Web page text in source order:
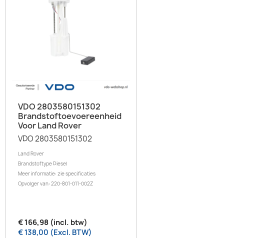
Snel bekijken
VDO 2803580151302
Brandstoftoevoereenheid
Voor Land Rover
VDO 2803580151302
Land Rover
Brandstoftype Diesel
Meer informatie: zie specificaties
Opvolger van: 220-801-011-002Z
€ 166,98 (incl. btw)
€ 138,00 (Excl. BTW)